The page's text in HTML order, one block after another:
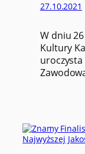
27.10.2021
W dniu
Kultury
uroczysta